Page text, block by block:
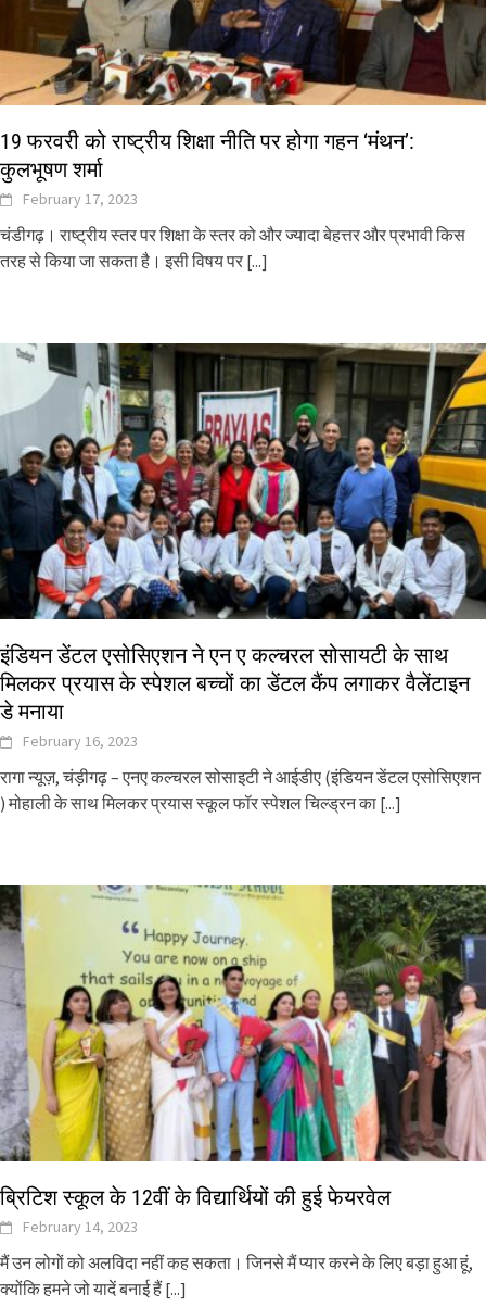
19 फरवरी को राष्ट्रीय शिक्षा नीति पर होगा गहन ‘मंथन’:
कुलभूषण शर्मा
February 17, 2023
चंडीगढ़। राष्ट्रीय स्तर पर शिक्षा के स्तर को और ज्यादा बेहत्तर और प्रभावी किस
तरह से किया जा सकता है। इसी विषय पर [...]
इंडियन डेंटल एसोसिएशन ने एन ए कल्चरल सोसायटी के साथ
मिलकर प्रयास के स्पेशल बच्चों का डेंटल कैंप लगाकर वैलेंटाइन
डे मनाया
February 16, 2023
रागा न्यूज़, चंड़ीगढ़ – एनए कल्चरल सोसाइटी ने आईडीए (इंडियन डेंटल एसोसिएशन
) मोहाली के साथ मिलकर प्रयास स्कूल फॉर स्पेशल चिल्ड्रन का [...]
ब्रिटिश स्कूल के 12वीं के विद्यार्थियों की हुई फेयरवेल
February 14, 2023
मैं उन लोगों को अलविदा नहीं कह सकता। जिनसे मैं प्यार करने के लिए बड़ा हुआ हूं,
क्योंकि हमने जो यादें बनाई हैं[...]